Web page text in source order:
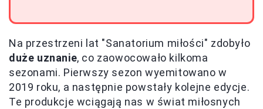
Na przestrzeni lat "Sanatorium miłości" zdobyło
duże uznanie, co zaowocowało kilkoma
sezonami. Pierwszy sezon wyemitowano w
2019 roku, a następnie powstały kolejne edycje.
Te produkcje wciągają nas w świat miłosnych